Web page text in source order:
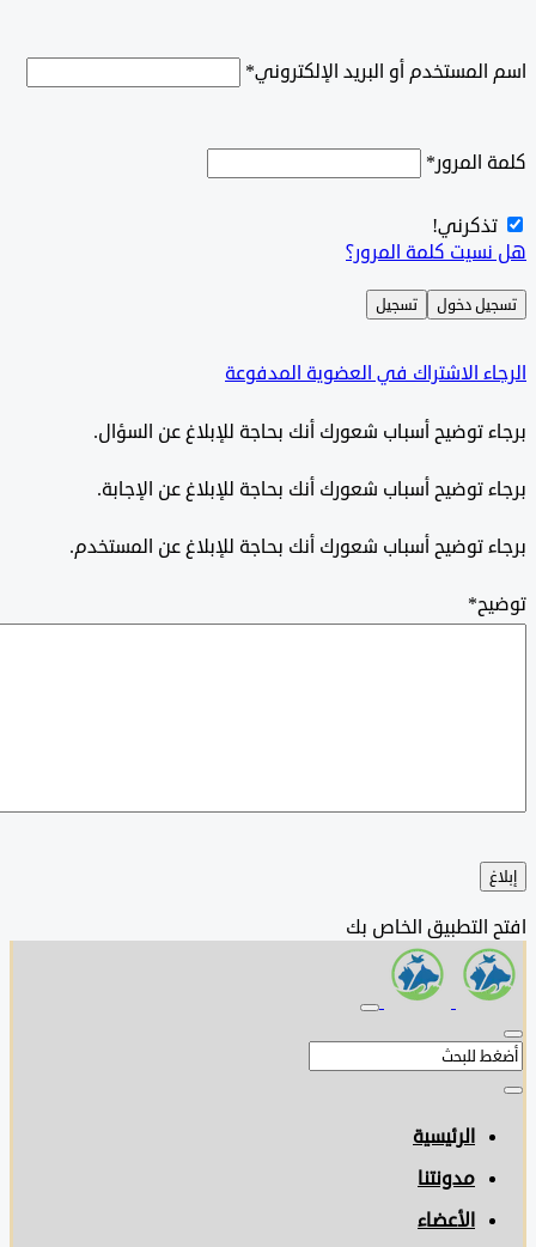
أو البريد الإلكتروني*
*
كلمة المرور؟
دخول تسجيل
الاشتراك في العضوية المدفوعة
توضيح أسباب شعورك أنك بحاجة للإبلاغ عن السؤال.
توضيح أسباب شعورك أنك بحاجة للإبلاغ عن الإجابة.
توضيح أسباب شعورك أنك بحاجة للإبلاغ عن المستخدم.
*
التطبيق الخاص بك
الرئيسية
مدونتنا
الأعضاء